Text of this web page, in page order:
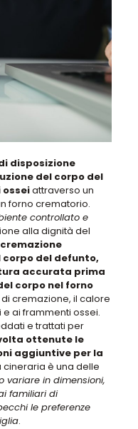
disposizione
del corpo del
attraverso un
forno crematorio.
controllato e
alla dignità del
del defunto,
accurata prima
corpo nel forno
cremazione, il calore
ai frammenti ossei.
e trattati per
ottenute le
aggiuntive per la
cineraria è una delle
variare in dimensioni,
familiari di
le preferenze
.